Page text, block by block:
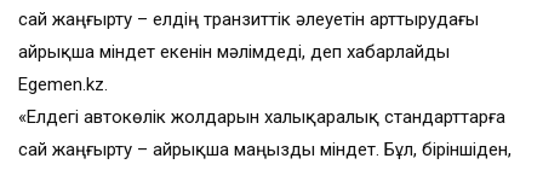
сай жаңғырту – елдің транзиттік әлеуетін арттырудағы
айрықша міндет екенін мәлімдеді, деп хабарлайды
Egemen.kz.
«Елдегі автокөлік жолдарын халықаралық стандарттарға
сай жаңғырту – айрықша маңызды міндет. Бұл, біріншіден,